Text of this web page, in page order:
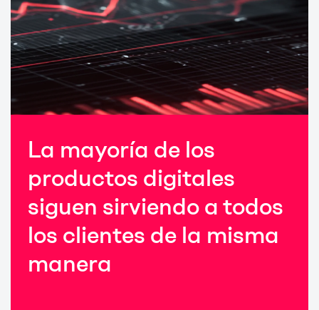
La mayoría de los
productos digitales
siguen sirviendo a todos
los clientes de la misma
manera